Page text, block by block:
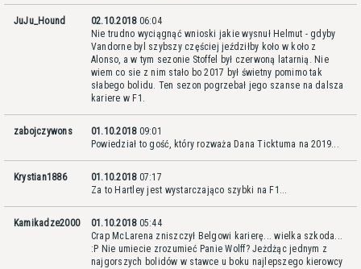
JuJu_Hound 02.10.2018 06:04
Nie trudno wyciągnąć wnioski jakie wysnuł Helmut - gdyby
Vandorne byl szybszy częściej jeździłby koło w koło z
Alonso, a w tym sezonie Stoffel był czerwoną latarnią. Nie
wiem co sie z nim stało bo 2017 był świetny pomimo tak
słabego bolidu. Ten sezon pogrzebał jego szanse na dalsza
kariere w F1.
zabojczywons 01.10.2018 09:01
Powiedział to gość, który rozważa Dana Ticktuma na 2019...
Krystian1886 01.10.2018 07:17
Za to Hartley jest wystarczająco szybki na F1...
Kamikadze2000 01.10.2018 05:44
Crap McLarena zniszczył Belgowi karierę... wielka szkoda...
:P Nie umiecie zrozumieć Panie Wolff? Jeżdżąc jednym z
najgorszych bolidów w stawce u boku najlepszego kierowcy